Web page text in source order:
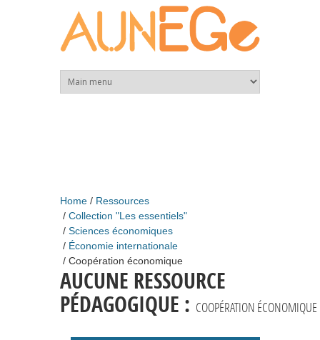
Home
Ressources
Collection "Les essentiels"
Sciences économiques
Économie internationale
Coopération économique
AUCUNE RESSOURCE
PÉDAGOGIQUE : COOPÉRATION ÉCONOMIQUE